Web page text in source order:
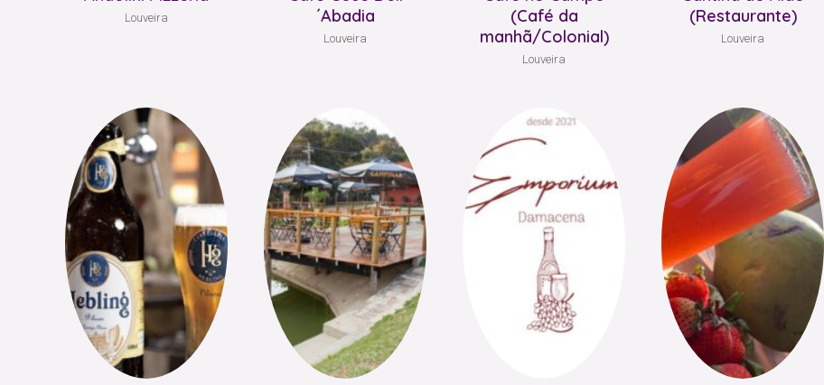
Louveira
´Abadia
Louveira
(Café da
manhã/Colonial)
Louveira
(Restaurante)
Louveira